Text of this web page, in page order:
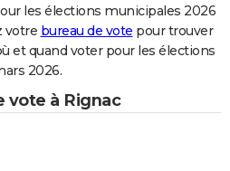
les élections municipales 2026
votre bureau de vote pour trouver
et quand voter pour les élections
2026.
vote à Rignac